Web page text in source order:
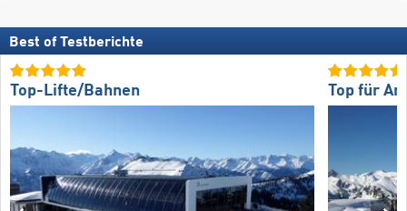
Best of Testberichte
Top-Lifte/Bahnen Top für